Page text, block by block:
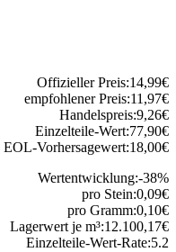
Offizieller Preis:14,99€
empfohlener Preis:11,97€
Handelspreis:9,26€
Einzelteile-Wert:77,90€
EOL-Vorhersagewert:18,00€
Wertentwicklung:-38%
pro Stein:0,09€
pro Gramm:0,10€
Lagerwert je m³:12.100,17€
Einzelteile-Wert-Rate:5.2